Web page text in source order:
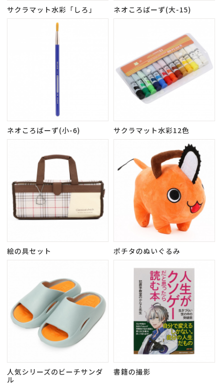
サクラマット水彩「しろ」 ネオころばーず(大-15)
ネオころばーず(小-6) サクラマット水彩12色
絵の具セット ポチタのぬいぐるみ
人気シリーズのビーチサンダ
ル
書籍の撮影